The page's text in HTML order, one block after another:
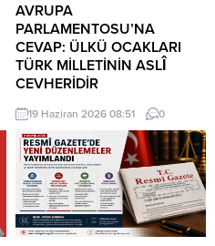
AVRUPA
PARLAMENTOSU’NA
CEVAP: ÜLKÜ OCAKLARI
TÜRK MİLLETİNİN ASLÎ
CEVHERİDİR
MHP milletvekili Prof. Dr. İlyas
Topsakal AB parlamentosuna
cevap verdi: Avrupa
Parlamentosu tarafından 17
Haziran 2026 tarihinde kabul
edilen Türkiye Raporu, teknik bir
ilerleme belgesi olmaktan ziyade,
Türkiye-AB ilişkilerinin gerilimli fay
19 Haziran 2026 08:51 0